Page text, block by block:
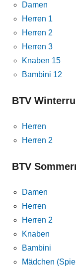
Damen
Herren 1
Herren 2
Herren 3
Knaben 15
Bambini 12
BTV
Herren
Herren 2
BTV
Damen
Herren
Herren 2
Knaben
Bambini
Mädchen